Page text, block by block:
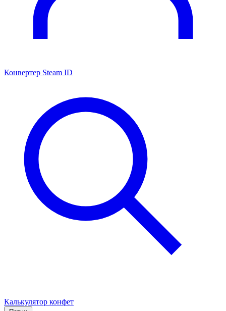
Конвертер Steam ID
Калькулятор конфет